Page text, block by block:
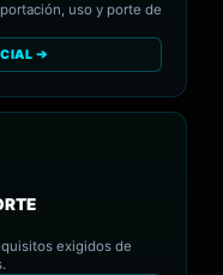
uso y porte de
➔
exigidos de